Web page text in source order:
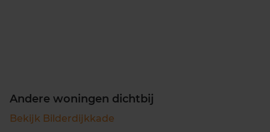
Andere woningen dichtbij
Bekijk Bilderdijkkade